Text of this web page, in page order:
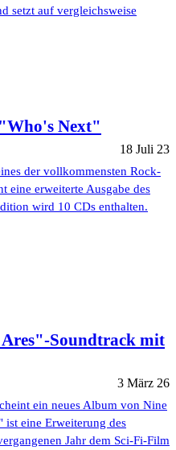
setzt auf vergleichsweise
Next"
18 Juli 23
der vollkommensten Rock-
eine erweiterte Ausgabe des
wird 10 CDs enthalten.
Soundtrack mit
3 März 26
ein neues Album von Nine
eine Erweiterung des
Jahr dem Sci-Fi-Film